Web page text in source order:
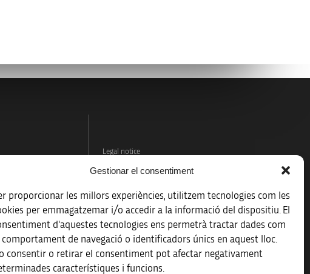
Gestionar el consentiment
proporcionar les millors experiències, utilitzem tecnologies com les
per emmagatzemar i/o accedir a la informació del dispositiu. El
d'aquestes tecnologies ens permetrà tractar dades com
comportament de navegació o identificadors únics en aquest lloc.
consentir o retirar el consentiment pot afectar negativament
característiques i funcions.
Legal notice
Accessibility
Site map